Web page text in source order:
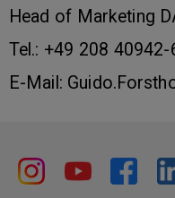
Head of Marketing
Tel.: +49 208 40942-
E-Mail: